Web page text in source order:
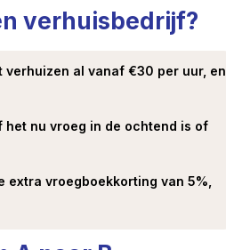
verhuisbedrijf?
al vanaf €30 per uur, en
het nu vroeg in de ochtend is of
extra vroegboekkorting van 5%,